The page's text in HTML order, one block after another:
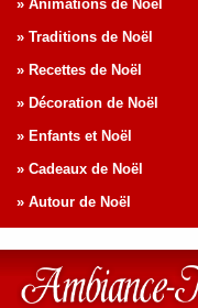
» Animations de Noël
» Traditions de Noël
» Recettes de Noël
» Décoration de Noël
» Enfants et Noël
» Cadeaux de Noël
» Autour de Noël